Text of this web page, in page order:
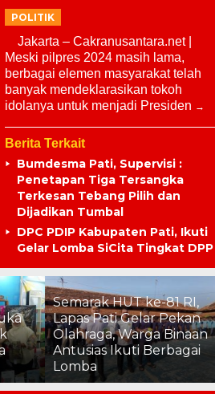
POLITIK
Jakarta – Cakranusantara.net |
Meski pilpres 2024 masih lama,
berbagai elemen masyarakat telah
banyak mendeklarasikan tokoh
idolanya untuk menjadi Presiden
Berita Terkait
Bumdesma Pati, Supervisi :
Penetapan Tiga Tersangka
Terkesan Tebang Pilih dan
Dijadikan Tumbal
DPC PDIP Kabupaten Pati, Ikuti
Gelar Lomba SiCita Tingkat DPP
Pekan Kreasi Dipadati
Pengunjung, Chandra:
Jangan Tinggalkan
Sampah!